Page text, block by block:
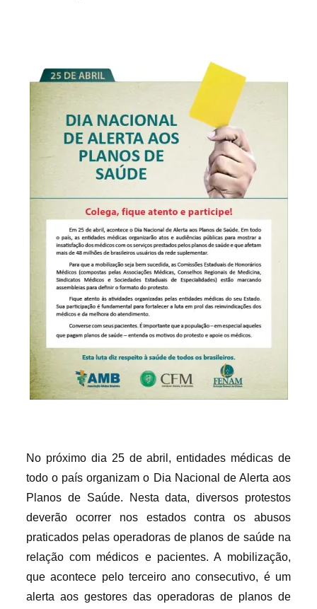
No próximo dia 25 de abril, entidades médicas de
todo o país organizam o Dia Nacional de Alerta aos
Planos de Saúde. Nesta data, diversos protestos
deverão ocorrer nos estados contra os abusos
praticados pelas operadoras de planos de saúde na
relação com médicos e pacientes. A mobilização,
que acontece pelo terceiro ano consecutivo, é um
alerta aos gestores das operadoras de planos de